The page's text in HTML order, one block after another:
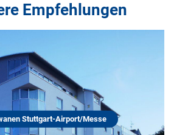
Empfehlungen
Stuttgart-Airport/Messe